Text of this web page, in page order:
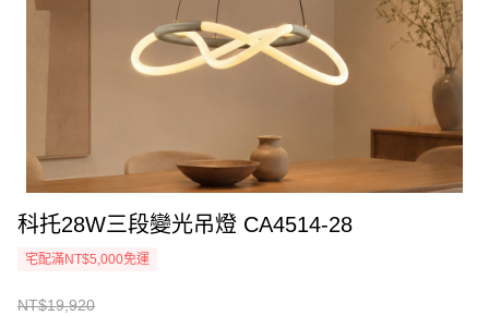
科托28W三段變光吊燈 CA4514-28
宅配滿NT$5,000免運
NT$19,920